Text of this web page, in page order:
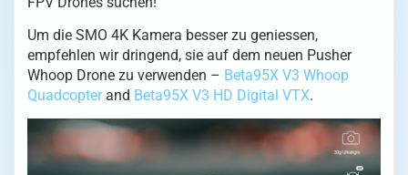
Um die SMO 4K Kamera besser zu geniessen,
empfehlen wir dringend, sie auf dem neuen Pusher
Whoop Drone zu verwenden – Beta95X V3 Whoop
Quadcopterand Beta95X V3 HD Digital VTX.